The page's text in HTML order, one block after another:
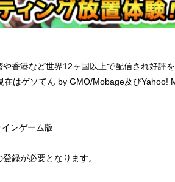
香港など世界12ヶ国以上で配信され好評
はゲソてん by GMO/Mobage及びYahoo!
ンゲーム版
録が必要となります。